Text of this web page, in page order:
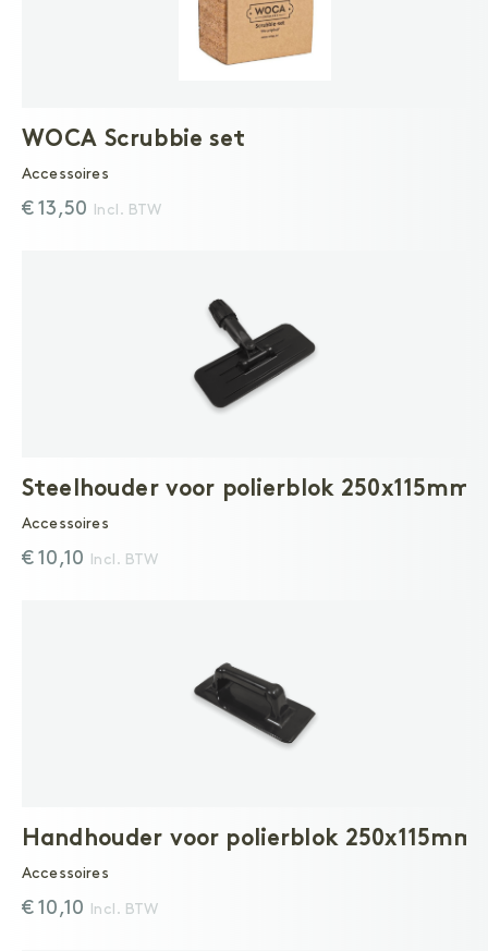
WOCA Scrubbie set
Accessoires
€ 13,50 Incl. BTW
Steelhouder voor polierblok 250x115mm
Accessoires
€ 10,10 Incl. BTW
Handhouder voor polierblok 250x115mm
Accessoires
€ 10,10 Incl. BTW